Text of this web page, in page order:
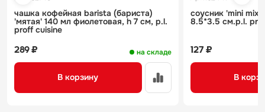
чашка кофейная barista (бариста)
'мятая' 140 мл фиолетовая, h 7 см, p.l.
proff cuisine
на складе
289 ₽
В корзину
соусник 'mini mix'
8.5*3.5 см.p.l.
127 ₽
В